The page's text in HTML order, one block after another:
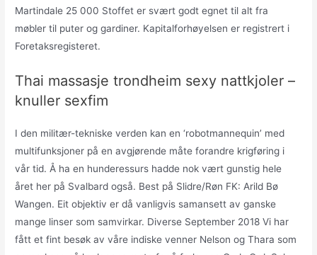
Martindale 25 000 Stoffet er svært godt egnet til alt fra
møbler til puter og gardiner. Kapitalforhøyelsen er registrert i
Foretaksregisteret.
Thai massasje trondheim sexy nattkjoler –
knuller sexfim
I den militær-tekniske verden kan en ‘robotmannequin’ med
multifunksjoner på en avgjørende måte forandre krigføring i
vår tid. Å ha en hunderessurs hadde nok vært gunstig hele
året her på Svalbard også. Best på Slidre/Røn FK: Arild Bø
Wangen. Eit objektiv er då vanligvis samansett av ganske
mange linser som samvirkar. Diverse September 2018 Vi har
fått et fint besøk av våre indiske venner Nelson og Thara som